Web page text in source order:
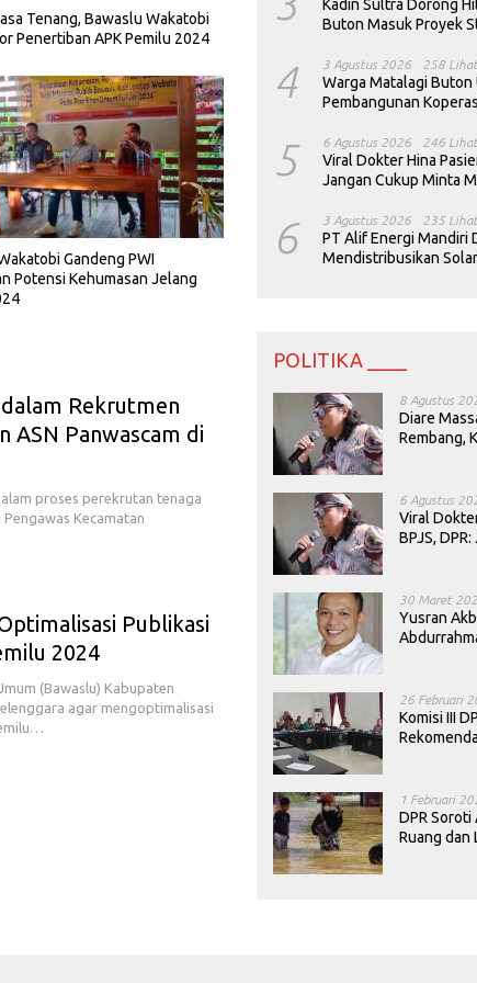
Tenang, Bawaslu Wakatobi
Penertiban APK Pemilu 2024
Gandeng PWI
Potensi Kehumasan Jelang
Rekrutmen
ASN Panwascam di
proses perekrutan tenaga
Kecamatan
Publikasi
2024
(Bawaslu) Kabupaten
agar mengoptimalisasi
Kadin Sultra Dorong
Buton Masuk Proyek
4 3 Agustus 2026 258 Lihat
Warga Matalagi Buton
Pembangunan
5 6 Agustus 2026 246 Lihat
Viral Dokter Hina
Jangan Cukup Minta
6 3 Agustus 2026 235 Lihat
PT Alif Energi Mandiri
Mendistribusikan
POLITIKA ____
8 Agustus
Diare
Rembang,
6 Agustus
Viral
BPJS,
30 Maret
Yusran
26 Februari
Komisi III
1 Februari
DPR Soroti
Ruang dan